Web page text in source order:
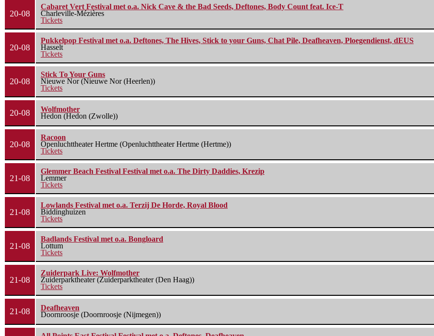
20-08
Cabaret Vert Festival met o.a. Nick Cave & the Bad Seeds, Deftones, Body Count feat. Ice-T
Charleville-Mézières
Tickets
20-08
Pukkelpop Festival met o.a. Deftones, The Hives, Stick to your Guns, Chat Pile, Deafheaven, Ploegendienst, dEUS
Hasselt
Tickets
20-08
Stick To Your Guns
Nieuwe Nor (Nieuwe Nor (Heerlen))
Tickets
20-08
Wolfmother
Hedon (Hedon (Zwolle))
20-08
Racoon
Openluchttheater Hertme (Openluchttheater Hertme (Hertme))
Tickets
21-08
Glemmer Beach Festival Festival met o.a. The Dirty Daddies, Krezip
Lemmer
Tickets
21-08
Lowlands Festival met o.a. Terzij De Horde, Royal Blood
Biddinghuizen
Tickets
21-08
Badlands Festival met o.a. Bongloard
Lottum
Tickets
21-08
Zuiderpark Live: Wolfmother
Zuiderparktheater (Zuiderparktheater (Den Haag))
Tickets
21-08
Deafheaven
Doornroosje (Doornroosje (Nijmegen))